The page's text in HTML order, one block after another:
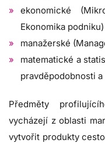
ekonomické
Ekonomika podniku)
manažerské
matematické a
pravděpodobnosti a
Předměty
vycházejí z oblasti
vytvořit produkty